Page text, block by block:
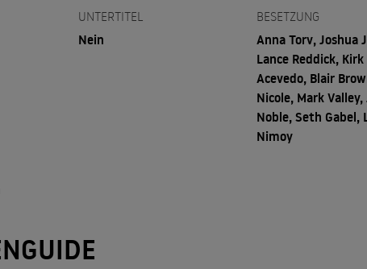
UNTERTITEL
Nein
BESETZUNG
Anna Torv, Joshua
Lance Reddick, Kirk
Acevedo, Blair
Nicole, Mark Valley,
Noble, Seth Gabel,
Nimoy